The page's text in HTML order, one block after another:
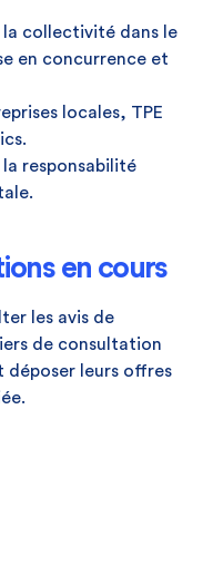
la collectivité dans le
en concurrence et
locales, TPE
responsabilité
en cours
les avis de
de consultation
déposer leurs offres